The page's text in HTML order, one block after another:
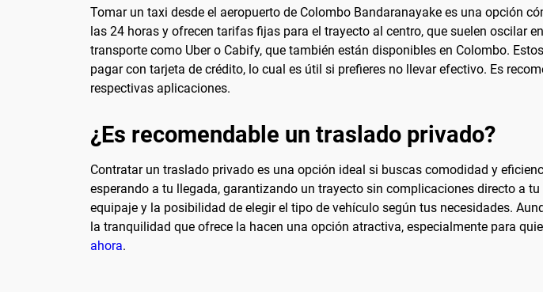
Tomar un taxi desde el aeropuerto de Colombo Bandaranayake es una opción
las 24 horas y ofrecen tarifas fijas para el trayecto al centro, que suelen oscilar
transporte como Uber o Cabify, que también están disponibles en Colombo.
pagar con tarjeta de crédito, lo cual es útil si prefieres no llevar efectivo. Es
respectivas aplicaciones.
¿Es recomendable un traslado privado?
Contratar un traslado privado es una opción ideal si buscas comodidad y
esperando a tu llegada, garantizando un trayecto sin complicaciones directo a
equipaje y la posibilidad de elegir el tipo de vehículo según tus necesidades.
la tranquilidad que ofrece la hacen una opción atractiva, especialmente para
ahora.